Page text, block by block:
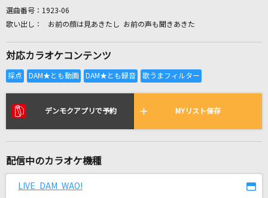
全国りれき
リアルタイムで歌われている曲の一覧
back number
[生音]人として
選曲番号： 1923-06
お前の顔は見あきたし お前の声も聞きあきた
対応カラオケコンテンツ
デンモクアプリで予約 MYリスト保存
配信中のカラオケ機種
LIVE DAM WAO!